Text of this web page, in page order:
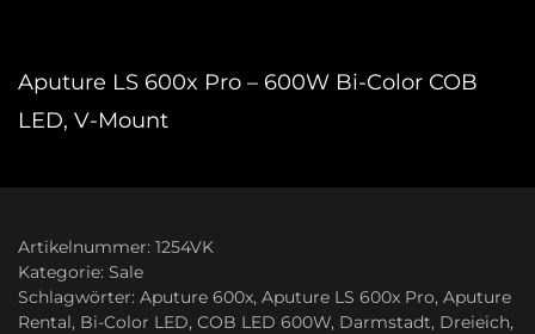
Aputure LS 600x Pro – 600W Bi-Color COB
LED, V-Mount
Artikelnummer: 1254VK
Kategorie: Sale
Schlagwörter: Aputure 600x, Aputure LS 600x Pro, Aputure
Rental, Bi-Color LED, COB LED 600W, Darmstadt, Dreieich,